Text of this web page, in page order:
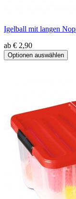
Igelball mit langen
ab € 2,90